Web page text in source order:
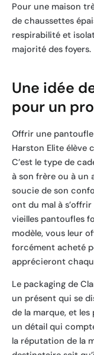
Pour une maison
de chaussettes
respirabilité et
majorité des foyers.
Une idée
pour un
Offrir une
Harston Elite élève
C’est le type de
à son frère ou à un
soucie de son
ont du mal à
vieilles pantoufles
modèle, vous leur
forcément acheté
apprécieront
Le packaging de
un présent qui se
de la marque, et
un détail qui
la réputation de la